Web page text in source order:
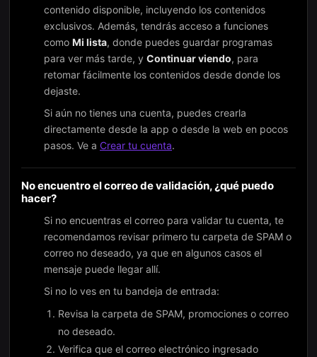
contenido disponible, incluyendo los contenidos
exclusivos. Además, tendrás acceso a funciones
como Mi lista, donde puedes guardar programas
para ver más tarde, y Continuar viendo, para
retomar fácilmente los contenidos desde donde los
dejaste.
Si aún no tienes una cuenta, puedes crearla
directamente desde la app o desde la web en pocos
pasos. Ve a Crear tu cuenta.
No encuentro el correo de validación, ¿qué puedo
hacer?
Si no encuentras el correo para validar tu cuenta, te
recomendamos revisar primero tu carpeta de SPAM o
correo no deseado, ya que en algunos casos el
mensaje puede llegar allí.
Si no lo ves en tu bandeja de entrada:
Revisa la carpeta de SPAM, promociones o correo
no deseado.
Verifica que el correo electrónico ingresado